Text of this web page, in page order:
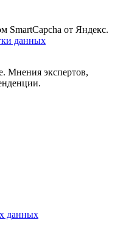
SmartCapcha от Яндекс.
данных
Мнения экспертов,
данных